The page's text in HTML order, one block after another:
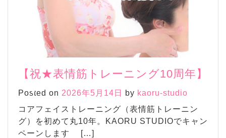
【祝★表情筋トレーニング10周年】
Posted on 2026年5月14日 by kaoru-studio
コアフェイストレーニング（表情筋トレーニン
グ）を初めて丸10年。KAORU STUDIOでキャン
ペーンします […]